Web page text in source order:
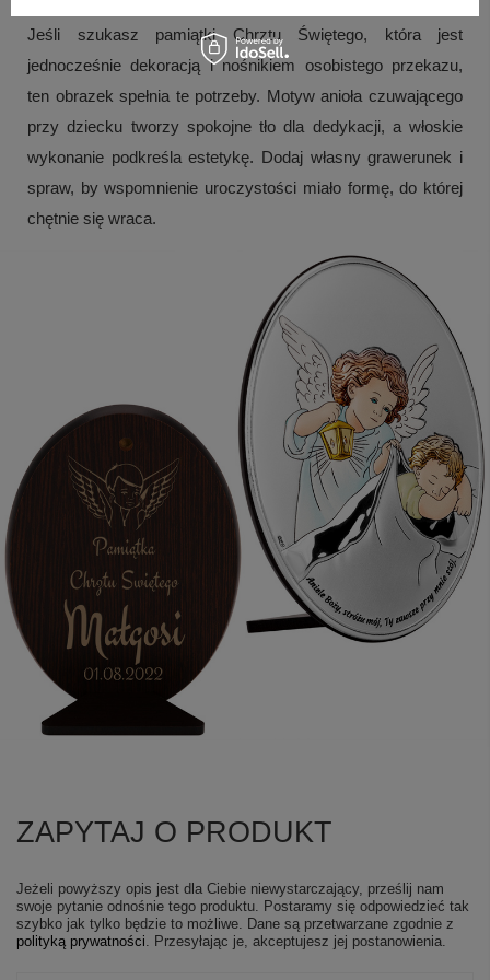
Jeśli szukasz pamiątki Chrztu Świętego, która jest
jednocześnie dekoracją i nośnikiem osobistego przekazu,
ten obrazek spełnia te potrzeby. Motyw anioła czuwającego
przy dziecku tworzy spokojne tło dla dedykacji, a włoskie
wykonanie podkreśla estetykę. Dodaj własny grawerunek i
spraw, by wspomnienie uroczystości miało formę, do której
chętnie się wraca.
ZAPYTAJ O PRODUKT
Jeżeli powyższy opis jest dla Ciebie niewystarczający, prześlij nam
swoje pytanie odnośnie tego produktu. Postaramy się odpowiedzieć tak
szybko jak tylko będzie to możliwe. Dane są przetwarzane zgodnie z
polityką prywatności. Przesyłając je, akceptujesz jej postanowienia.